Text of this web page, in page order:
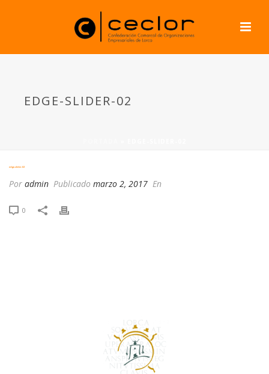
EDGE-SLIDER-02
edge-slider-02
Por admin Publicado marzo 2, 2017 En
0